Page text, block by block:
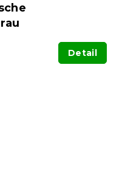
Detail